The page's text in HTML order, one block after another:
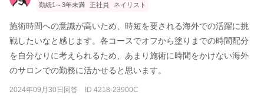
勤続1～3年未満
正社員 ネイリスト
施術時間への意識が高いため、時短を要される海外での活躍に挑
戦したいなと感じます。各コースでオフから塗りまでの時間配分
を自分なりに考えられるため、あまり施術に時間をかけない海外
のサロンでの勤務に活かせると思います。
2024年09月30日回答 ID 4218-23900C